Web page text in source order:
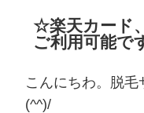
☆楽天カード
ご利用可能で
こんにちわ。脱
(^^)/